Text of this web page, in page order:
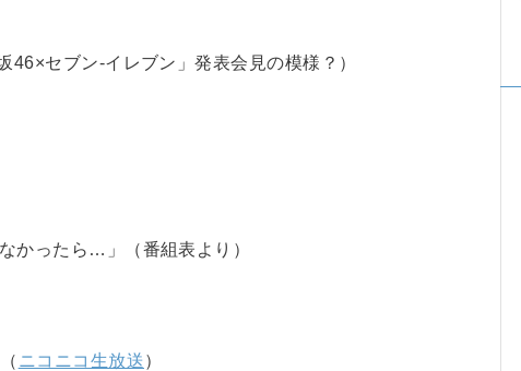
46×セブン-イレブン」発表会見の模様？）
かったら…」（番組表より）
ニコニコ生放送）